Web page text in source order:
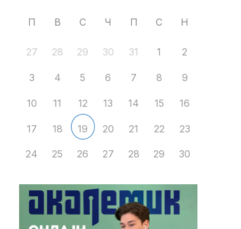
П В С Ч П С Н
27 28 29 30 31 1 2
3 4 5 6 7 8 9
10 11 12 13 14 15 16
17 18 19 20 21 22 23
24 25 26 27 28 29 30